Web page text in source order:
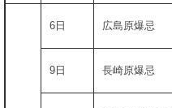
6日 広島原爆忌
9日 長崎原爆忌